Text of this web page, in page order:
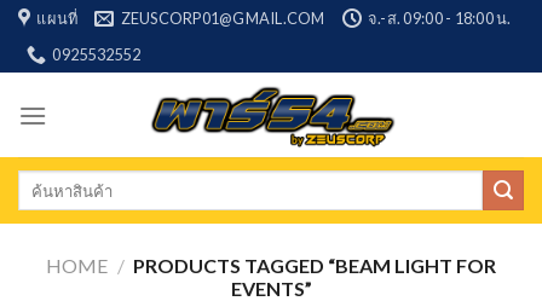
Skip
content
แผนที่ ZEUSCORP01@GMAIL.COM
จ.-ส. 09:00 - 18:00 น.
0925532552
Search
HOME / PRODUCTS TAGGED “BEAM LIGHT FOR
EVENTS”